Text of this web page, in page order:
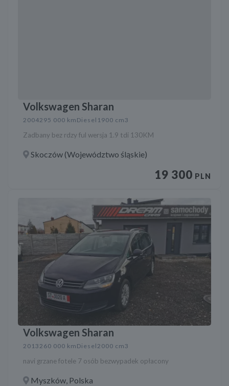
Volkswagen Sharan
2004295 000 km Diesel 1900 cm3
Zadbany bez rdzy ful wersja 1.9 tdi 130KM
Skoczów (Województwo śląskie)
19 300 PLN
Volkswagen Sharan
2013260 000 km Diesel2000 cm3
navi grzane fotele 7 osób bezwypadek opłacony
Myszków, Polska